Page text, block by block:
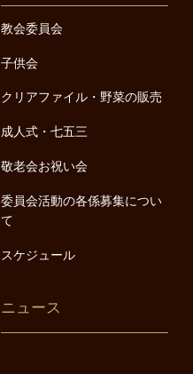
教会委員会
子供会
クリアファイル・野菜の販売
成人式・七五三
敬老会お祝い会
委員会活動の各係募集につい
て
スケジュール
ニュース